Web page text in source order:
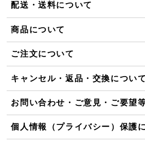
配送・送料について
商品について
ご注文について
キャンセル・返品・交換について
お問い合わせ・ご意見・ご要望
個人情報（プライバシー）保護